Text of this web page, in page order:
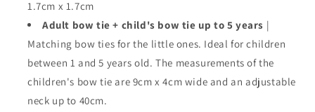
1.7cm x 1.7cm
Adult bow tie + child's bow tie up to 5 years |
Matching bow ties for the little ones. Ideal for children
between 1 and 5 years old. The measurements of the
children's bow tie are 9cm x 4cm wide and an adjustable
neck up to 40cm.